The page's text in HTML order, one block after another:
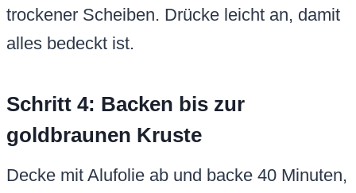
trockener Scheiben. Drücke leicht an, damit
alles bedeckt ist.
Schritt 4: Backen bis zur
goldbraunen Kruste
Decke mit Alufolie ab und backe 40 Minuten,